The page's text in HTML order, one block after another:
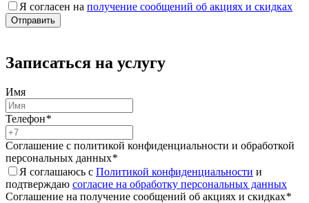
Я согласен на получение сообщений об акциях и скидках
Записаться на услугу
Имя
Телефон*
Соглашение с политикой конфиденциальности и обработкой
персональных данных*
Я соглашаюсь с Политикой конфиденциальности и
подтверждаю согласие на обработку персональных данных
Соглашение на получение сообщений об акциях и скидках*